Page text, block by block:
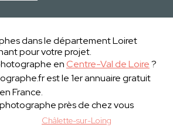
dans le département Loiret
pour votre projet.
enCentre-Val de Loire?
est le 1er annuaire gratuit
France.
près de chez vous
Châlette-sur-Loing